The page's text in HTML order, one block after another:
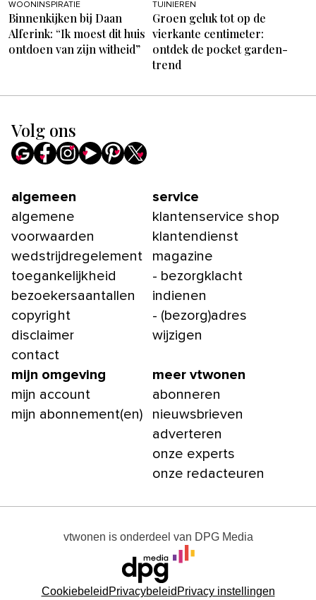
WOONINSPIRATIE
Binnenkijken bij Daan
Alferink: “Ik moest dit huis
ontdoen van zijn witheid”
TUINIEREN
Groen geluk tot op de
vierkante centimeter:
ontdek de pocket garden-
trend
Volg ons
algemeen
algemene
voorwaarden
wedstrijdregelement
toegankelijkheid
bezoekersaantallen
copyright
disclaimer
contact
service
klantenservice shop
klantendienst
magazine
- bezorgklacht
indienen
- (bezorg)adres
wijzigen
mijn omgeving
mijn account
mijn abonnement(en)
meer vtwonen
abonneren
nieuwsbrieven
adverteren
onze experts
onze redacteuren
vtwonen is onderdeel van DPG Media
Cookiebeleid Privacybeleid Privacy instellingen